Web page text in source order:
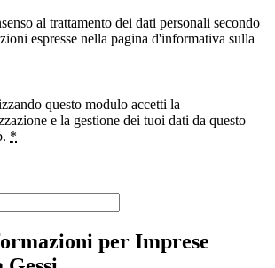
al trattamento dei dati personali secondo
espresse nella pagina d'informativa sulla
questo modulo accetti la
e la gestione dei tuoi dati da questo
*
per Imprese